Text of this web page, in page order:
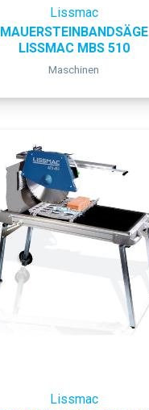
Lissmac
MAUERSTEINBANDSÄGE
LISSMAC MBS 510
Maschinen
Lissmac